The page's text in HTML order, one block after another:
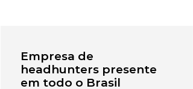
Empresa de
headhunters presente
em todo o Brasil